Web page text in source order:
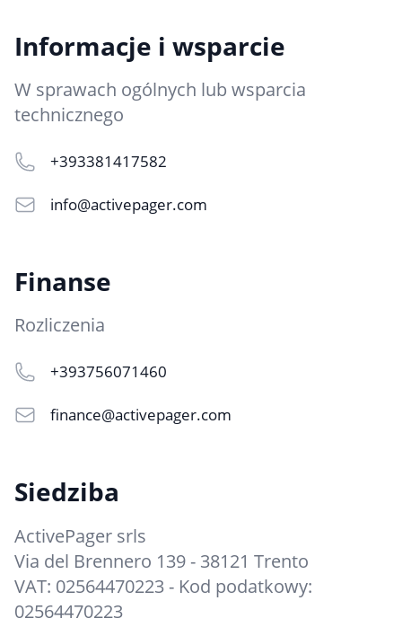
Informacje i wsparcie
W sprawach ogólnych lub wsparcia
technicznego
+393381417582
info@activepager.com
Finanse
Rozliczenia
+393756071460
finance@activepager.com
Siedziba
ActivePager srls
Via del Brennero 139 - 38121 Trento
VAT: 02564470223 - Kod podatkowy:
02564470223